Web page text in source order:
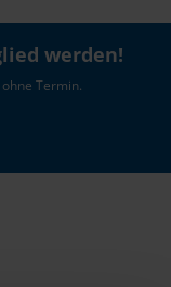
werden!
Termin.